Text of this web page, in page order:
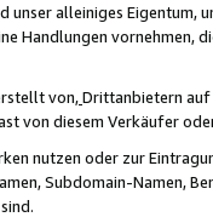
unser alleiniges
Handlungen vornehmen,
von,Drittanbietern auf
von diesem Verkäufer
nutzen oder zur
Subdomain-Namen,